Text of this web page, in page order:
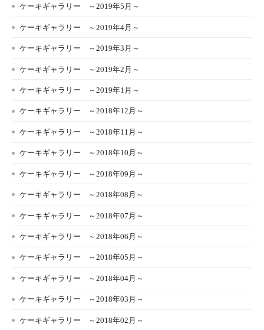
ケーキギャラリー ～2019年5月～
ケーキギャラリー ～2019年4月～
ケーキギャラリー ～2019年3月～
ケーキギャラリー ～2019年2月～
ケーキギャラリー ～2019年1月～
ケーキギャラリー ～2018年12月～
ケーキギャラリー ～2018年11月～
ケーキギャラリー ～2018年10月～
ケーキギャラリー ～2018年09月～
ケーキギャラリー ～2018年08月～
ケーキギャラリー ～2018年07月～
ケーキギャラリー ～2018年06月～
ケーキギャラリー ～2018年05月～
ケーキギャラリー ～2018年04月～
ケーキギャラリー ～2018年03月～
ケーキギャラリー ～2018年02月～